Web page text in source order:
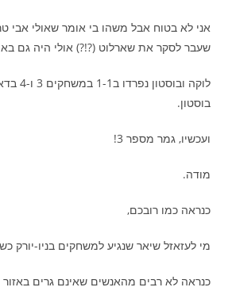
אני לא בטוח אבל משהו בי אומר שאולי אבי
שעבר לסקר את שארלוט (?!?) אולי היה גם
לוקה
בוסטון.
ועכשיו, גמר מספר 3!
מודה.
כנראה כמו רובכם,
מי לעזאזל שיאר שנגיע למשחקים בניו-יורק
כנראה לא רבים מהאנשים שאינם גרים באזור